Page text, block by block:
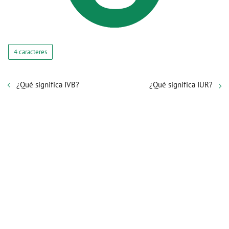
4 caracteres
¿Qué significa IVB? ¿Qué significa IUR?